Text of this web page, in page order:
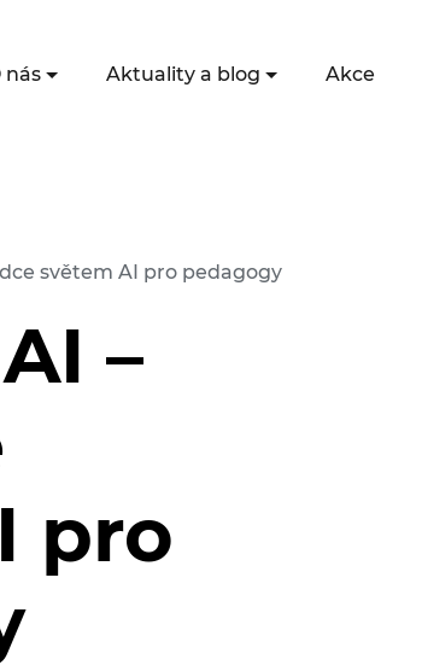
nás Aktuality a blog Akce
světem AI pro pedagogy
–
pro